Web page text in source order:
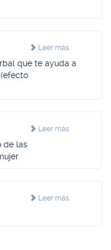
Leer más
que te ayuda a
Leer más
de las
Leer más